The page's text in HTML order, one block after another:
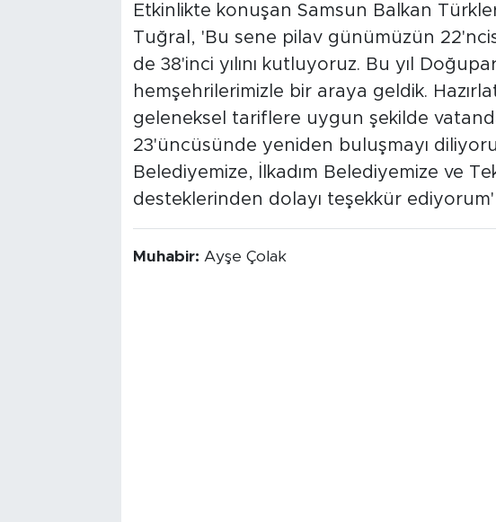
Etkinlikte konuşan Samsun Balkan
Tuğral, 'Bu sene pilav günümüzün
de 38'inci yılını kutluyoruz. Bu yıl
hemşehrilerimizle bir araya geldik.
geleneksel tariflere uygun şekilde
23'üncüsünde yeniden buluşmayı
Belediyemize, İlkadım Belediyemize ve
desteklerinden dolayı teşekkür
Muhabir: Ayşe Çolak